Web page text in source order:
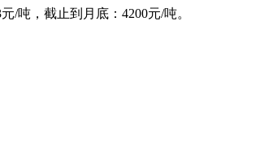
/吨，截止到月底：4200元/吨。